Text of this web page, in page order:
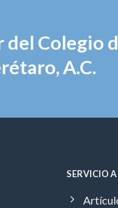
del Colegio
A.C.
SERVICIO